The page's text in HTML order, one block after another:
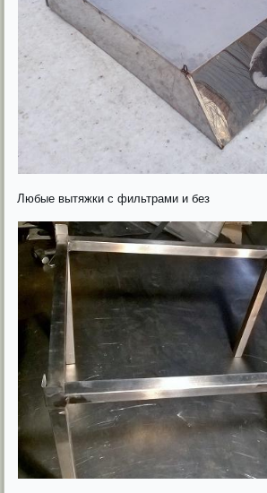
Любые вытяжки с фильтрами и без